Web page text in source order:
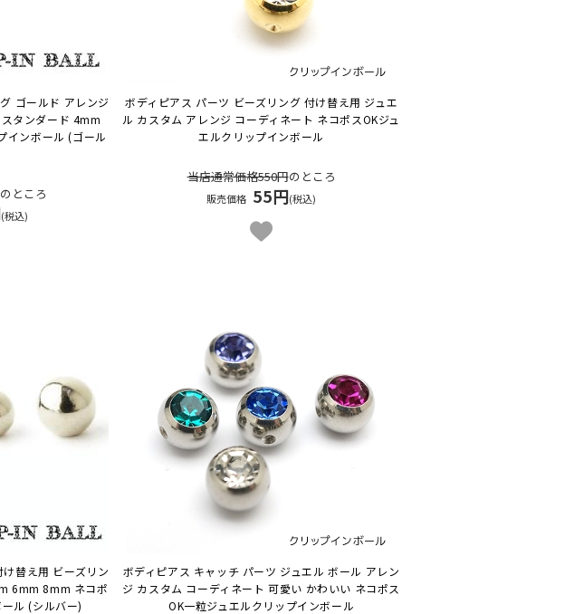
ゴールド アレンジ
タンダード 4mm
インボール (ゴール
のところ
(税込)
ボディピアス パーツ ビーズリング 付け替え用 ジュエ
ル カスタム アレンジ コーディネート ネコポスOKジュ
エルクリップインボール
当店通常価格550円のところ
販売価格 55円(税込)
替え用 ビーズリン
6mm 8mm ネコポ
ル (シルバー)
ボディピアス キャッチ パーツ ジュエル ボール アレン
ジ カスタム コーディネート 可愛い かわいい ネコポス
OK一粒ジュエルクリップインボール